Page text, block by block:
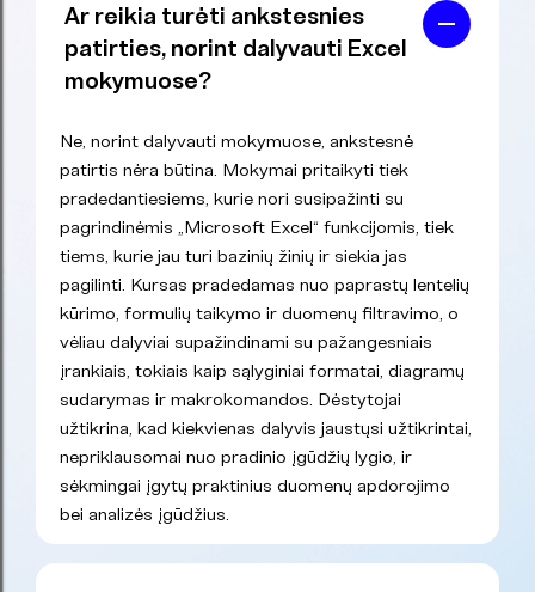
Ar reikia turėti ankstesnies
patirties, norint dalyvauti Excel
mokymuose?
Ne, norint dalyvauti mokymuose, ankstesnė
patirtis nėra būtina. Mokymai pritaikyti tiek
pradedantiesiems, kurie nori susipažinti su
pagrindinėmis „Microsoft Excel“ funkcijomis, tiek
tiems, kurie jau turi bazinių žinių ir siekia jas
pagilinti. Kursas pradedamas nuo paprastų lentelių
kūrimo, formulių taikymo ir duomenų filtravimo, o
vėliau dalyviai supažindinami su pažangesniais
įrankiais, tokiais kaip sąlyginiai formatai, diagramų
sudarymas ir makrokomandos. Dėstytojai
užtikrina, kad kiekvienas dalyvis jaustųsi užtikrintai,
nepriklausomai nuo pradinio įgūdžių lygio, ir
sėkmingai įgytų praktinius duomenų apdorojimo
bei analizės įgūdžius.